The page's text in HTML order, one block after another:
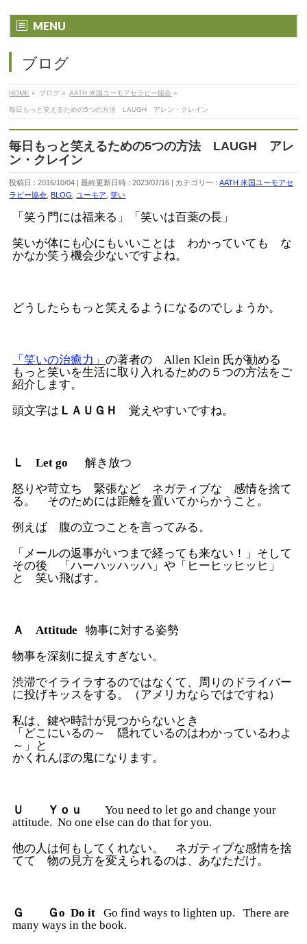
MENU
ブログ
HOME » ブログ » AATH 米国ユーモアセラピー協会 »
毎日もっと笑えるための5つの方法 LAUGH アレン・クレイン
毎日もっと笑えるための5つの方法 LAUGH アレ
ン・クレイン
投稿日 : 2016/10/04 最終更新日時 : 2023/07/16 カテゴリー :AATH 米国ユーモアセ
ラピー協会 ,BLOG ユーモア ,笑い
「笑う門には福来る」「笑いは百薬の長」
笑いが体にも心にもいいことは わかっていても な
かなか笑う機会少ないですよね。
どうしたらもっと笑えるようになるのでしょうか。
「笑いの治癒力」の著者の Allen Klein 氏が勧める
もっと笑いを生活に取り入れるための５つの方法をご
紹介します。
頭文字は ＬＡＵＧＨ覚えやすいですね。
Ｌ Let go
解き放つ
怒りや苛立ち 緊張など ネガティブな 感情を捨て
る。 そのためには距離を置いてからかうこと。
例えば 腹の立つことを言ってみる。
「メールの返事がいつまで経っても来ない！」そして
その後 「ハーハッハッハ」や「ヒーヒッヒッヒ」
と 笑い飛ばす。
Ａ Attitude 物事に対する姿勢
物事を深刻に捉えすぎない。
渋滞でイライラするのではなくて、周りのドライバー
に投げキッスをする。（アメリカならではですね）
私は、鍵や時計が見つからないとき
「どこにいるの～ 隠れているのはわかっているわよ
～」と
かくれんぼの鬼になります。
Ｕ Ｙｏｕ
You need to let go and change your
attitude. No one else can do that for you.
他の人は何もしてくれない。 ネガティブな感情を捨
てて 物の見方を変えられるのは、あなただけ。
Ｇ Ｇo Do it Go find ways to lighten up. There are
many ways in the book.